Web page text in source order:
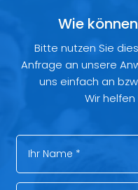
Wie
Bitte nutzen Sie
Anfrage an unsere
uns einfach an
Wir